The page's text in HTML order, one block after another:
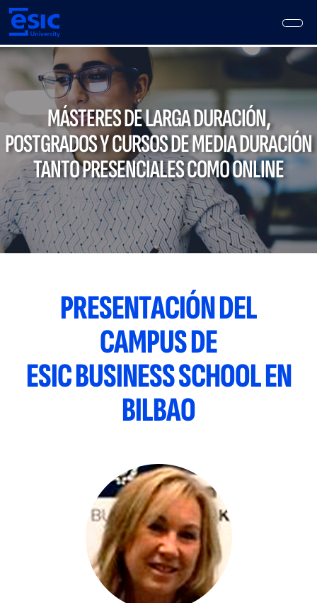
Pasar
contenido
principal
Main
MÁSTERES DE LARGA DURACIÓN,
POSTGRADOS Y CURSOS DE MEDIA DURACIÓN
TANTO PRESENCIALES COMO ONLINE
PRESENTACIÓN DEL
CAMPUS DE
ESIC BUSINESS SCHOOL EN
BILBAO